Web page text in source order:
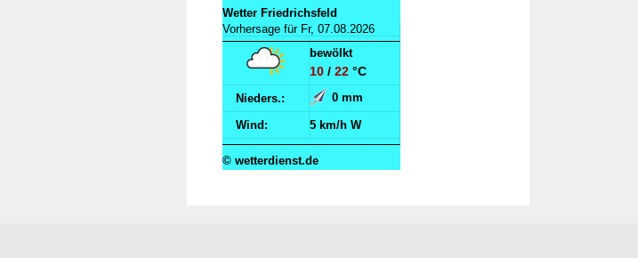
Wetter Friedrichsfeld
Vorhersage für Fr, 07.08.2026
bewölkt
10 / 22 °C
Nieders.: 0 mm
Wind: 5 km/h W
© wetterdienst.de